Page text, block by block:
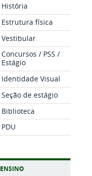
História
Estrutura física
Vestibular
Concursos / PSS /
Estágio
Identidade Visual
Seção de estágio
Biblioteca
PDU
ENSINO